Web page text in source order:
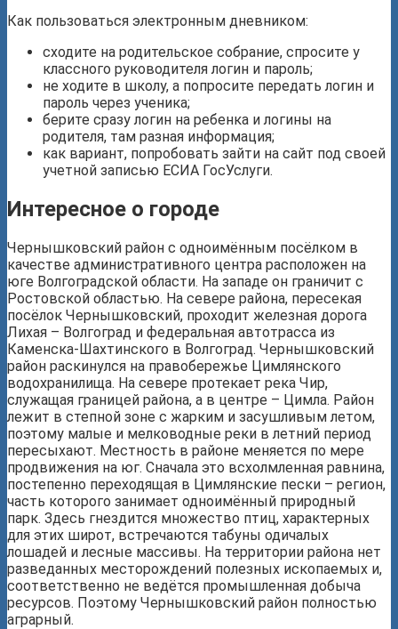
Как пользоваться электронным дневником:
сходите на родительское собрание, спросите у
классного руководителя логин и пароль;
не ходите в школу, а попросите передать логин и
пароль через ученика;
берите сразу логин на ребенка и логины на
родителя, там разная информация;
как вариант, попробовать зайти на сайт под своей
учетной записью ЕСИА ГосУслуги.
Интересное о городе
Чернышковский район с одноимённым посёлком в
качестве административного центра расположен на
юге Волгоградской области. На западе он граничит с
Ростовской областью. На севере района, пересекая
посёлок Чернышковский, проходит железная дорога
Лихая – Волгоград и федеральная автотрасса из
Каменска-Шахтинского в Волгоград. Чернышковский
район раскинулся на правобережье Цимлянского
водохранилища. На севере протекает река Чир,
служащая границей района, а в центре – Цимла. Район
лежит в степной зоне с жарким и засушливым летом,
поэтому малые и мелководные реки в летний период
пересыхают. Местность в районе меняется по мере
продвижения на юг. Сначала это всхолмленная равнина,
постепенно переходящая в Цимлянские пески – регион,
часть которого занимает одноимённый природный
парк. Здесь гнездится множество птиц, характерных
для этих широт, встречаются табуны одичалых
лошадей и лесные массивы. На территории района нет
разведанных месторождений полезных ископаемых и,
соответственно не ведётся промышленная добыча
ресурсов. Поэтому Чернышковский район полностью
аграрный.